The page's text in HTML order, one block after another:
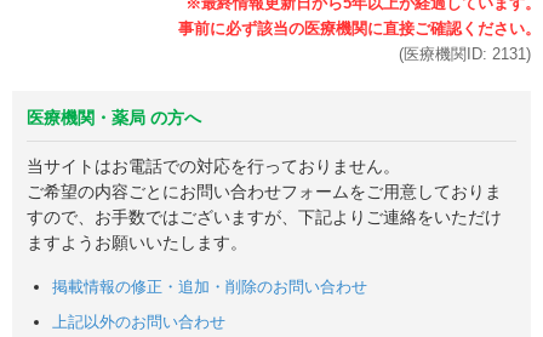
(医療機関ID: 2131)
医療機関・薬局 の方へ
当サイトはお電話での対応を行っておりません。
ご希望の内容ごとにお問い合わせフォームをご用意しておりま
すので、お手数ではございますが、下記よりご連絡をいただけ
ますようお願いいたします。
掲載情報の修正・追加・削除のお問い合わせ
上記以外のお問い合わせ